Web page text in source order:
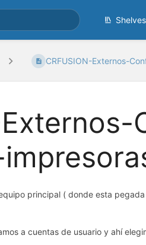
Shelves
CRFUSION-Externos-
principal ( donde esta
a cuentas de usuario y ahí